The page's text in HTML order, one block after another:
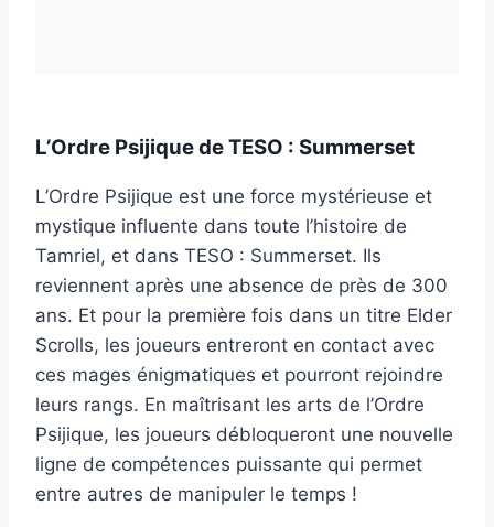
L’Ordre Psijique de TESO : Summerset
L’Ordre Psijique est une force mystérieuse et
mystique influente dans toute l’histoire de
Tamriel, et dans TESO : Summerset. Ils
reviennent après une absence de près de 300
ans. Et pour la première fois dans un titre Elder
Scrolls, les joueurs entreront en contact avec
ces mages énigmatiques et pourront rejoindre
leurs rangs. En maîtrisant les arts de l’Ordre
Psijique, les joueurs débloqueront une nouvelle
ligne de compétences puissante qui permet
entre autres de manipuler le temps !